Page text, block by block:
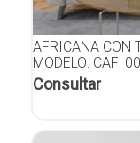
AFRICANA CON
MODELO:
Consultar